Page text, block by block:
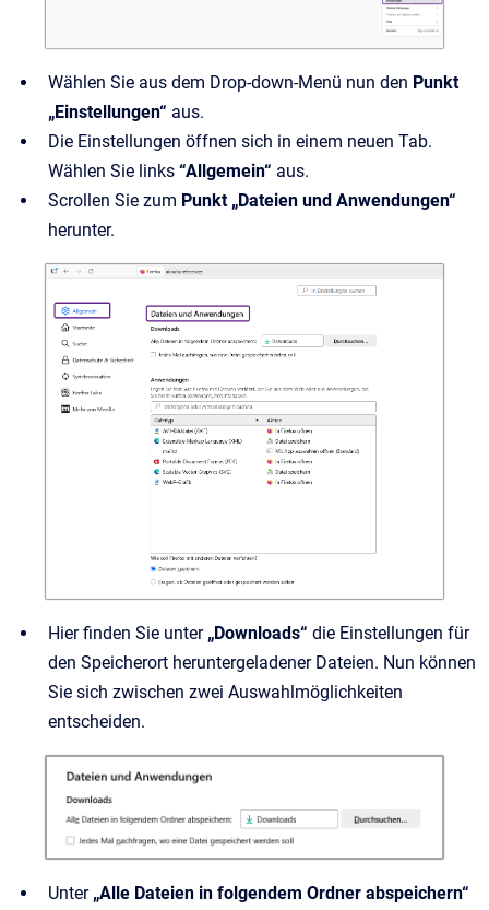
Wählen Sie aus dem Drop-down-Menü nun den Punkt
„Einstellungen“ aus.
Die Einstellungen öffnen sich in einem neuen Tab.
Wählen Sie links “Allgemein“ aus.
Scrollen Sie zum Punkt „Dateien und Anwendungen“
herunter.
Hier finden Sie unter „Downloads“ die Einstellungen für
den Speicherort heruntergeladener Dateien. Nun können
Sie sich zwischen zwei Auswahlmöglichkeiten
entscheiden.
Unter „Alle Dateien in folgendem Ordner abspeichern“